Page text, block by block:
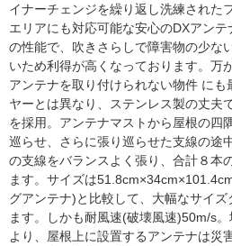
イナーチェンジを繰り返し洗練された
エリアにも対応可能な安心のDXアン
の性能で、吹きさらしで障害物の少な
いため利得が高くなっております。万
アンテナを取り付けられない物件 にも
ヤーとは異なり、ステンレス製の丈夫
を採用。アンテナマストから屋根の四
巡らせ、さらに張り巡らせた支線の途
の支線をバランスよく張り、合計８本
ます。サイズは
グアンテナ)と比較して、大幅なサイ
ます。しかも耐風速(破壊風速)50m/s
より、屋根上に設置するアンテナは災